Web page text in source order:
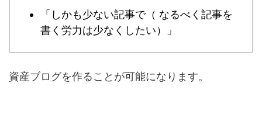
「しかも少ない記事で（ なるべく記事を
書く労力は少なくしたい）」
資産ブログを作ることが可能になります。